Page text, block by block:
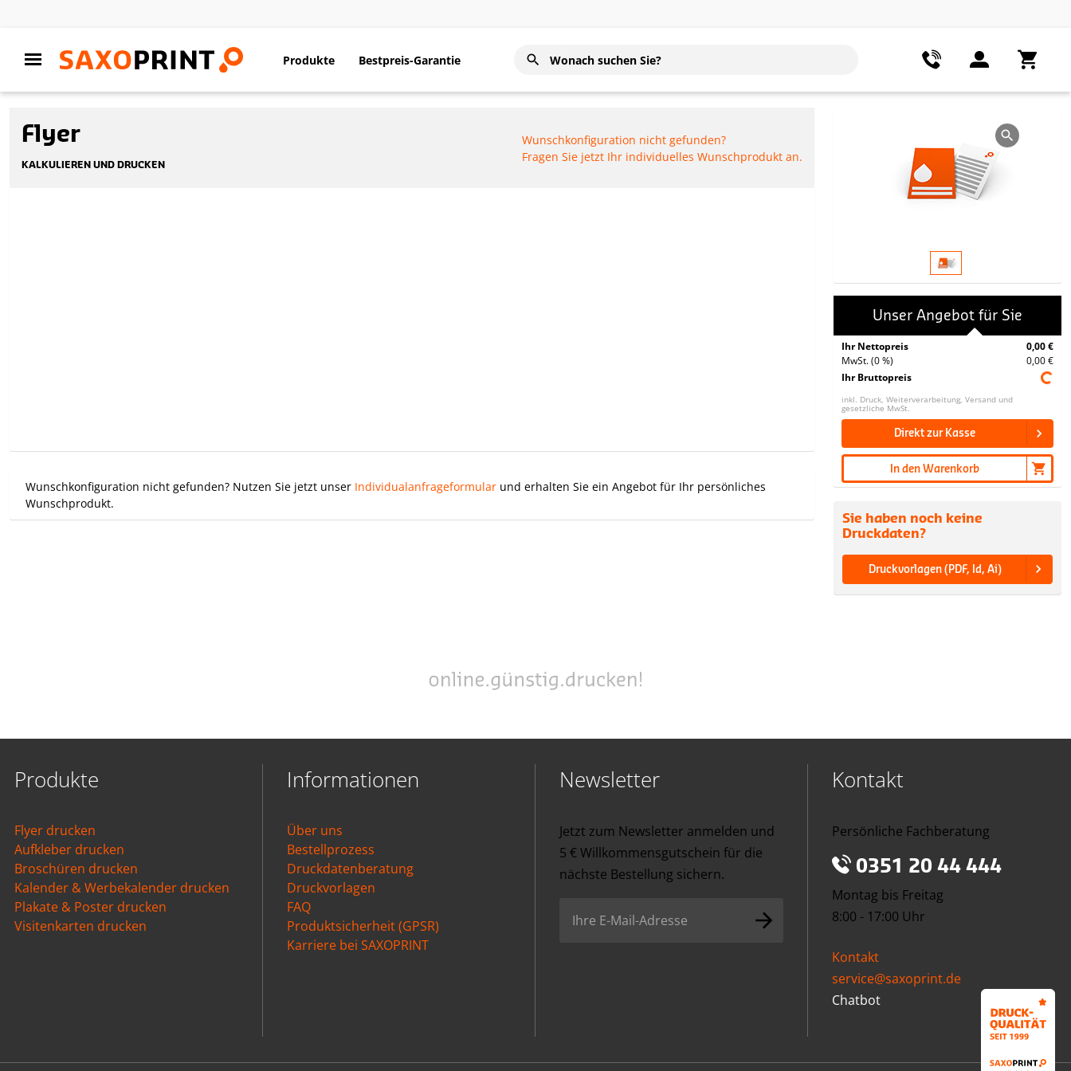
Produkte Bestpreis-Garantie
Flyer
KALKULIEREN UND DRUCKEN
Wunschkonfiguration nicht gefunden?
Fragen Sie jetzt Ihr individuelles Wunschprodukt an.
Wunschkonfiguration nicht gefunden? Nutzen Sie jetzt unser Individualanfrageformular und erhalten Sie ein Angebot für Ihr persönliches
Wunschprodukt.
Unser Angebot für Sie
Ihr Nettopreis
0,00 €
MwSt. (0 %)
0,00 €
Ihr Bruttopreis
inkl. Druck, Weiterverarbeitung, Versand und
gesetzliche MwSt.
Direkt zur Kasse
In den Warenkorb
Sie haben noch keine
Druckdaten?
Druckvorlagen (PDF, Id, Ai)
Produkte
Flyer drucken
Aufkleber drucken
Broschüren drucken
Kalender & Werbekalender drucken
Plakate & Poster drucken
Visitenkarten drucken
Informationen
Über uns
Bestellprozess
Druckdatenberatung
Druckvorlagen
FAQ
Produktsicherheit (GPSR)
Karriere bei SAXOPRINT
Newsletter
Jetzt zum Newsletter anmelden und
5 € Willkommensgutschein für die
nächste Bestellung sichern.
Kontakt
Persönliche Fachberatung
0351 20 44 444
Montag bis Freitag
8:00 - 17:00 Uhr
Kontakt
service@saxoprint.de
Chatbot